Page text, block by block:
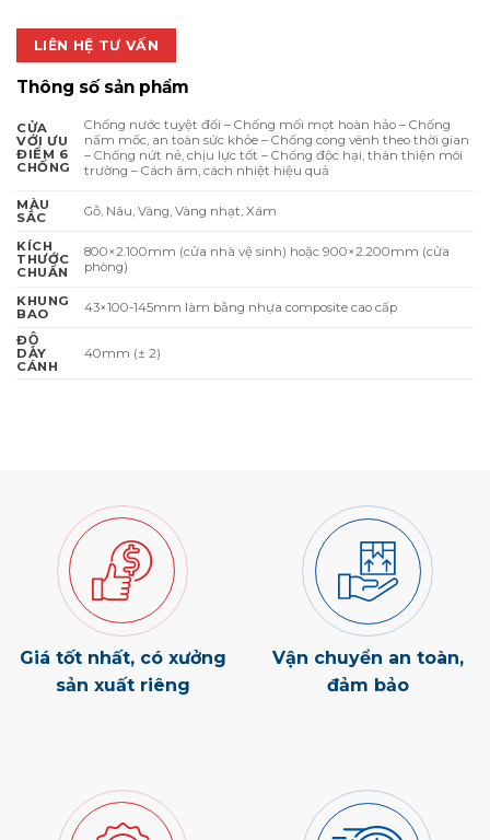
LIÊN HỆ TƯ VẤN
Thông số sản phẩm
CỬA
VỚI ƯU
ĐIỂM 6
CHỐNG
Chống nước tuyệt đối – Chống mối mọt hoàn hảo – Chống
nấm mốc, an toàn sức khỏe – Chống cong vênh theo thời gian
– Chống nứt nẻ, chịu lực tốt – Chống độc hại, thân thiện môi
trường – Cách âm, cách nhiệt hiệu quả
MÀU
SẮC
Gỗ, Nâu, Vàng, Vàng nhạt, Xám
KÍCH
THƯỚC
CHUẨN
800×2.100mm (cửa nhà vệ sinh) hoặc 900×2.200mm (cửa
phòng)
KHUNG
BAO
43×100-145mm làm bằng nhựa composite cao cấp
ĐỘ
DÀY
CÁNH
40mm (± 2)
Giá tốt nhất, có xưởng
sản xuất riêng
Vận chuyển an toàn,
đảm bảo